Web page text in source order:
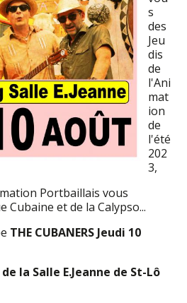
s
des
Jeu
dis
de
l'Ani
mat
ion
de
l'été
202
3,
Portbaillais vous
Cubaine et de la Calypso...
THE CUBANERS Jeudi 10
la Salle E.Jeanne de St-Lô